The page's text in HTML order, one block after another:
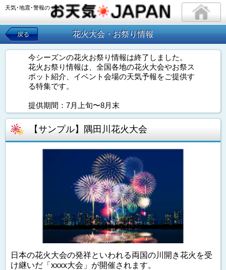
天気･地震･警報の
戻る 花火大会・お祭り情報
今シーズンの花火お祭り情報は終了しました。
花火お祭り情報は、全国各地の花火大会やお祭ス
ポット紹介、イベント会場の天気予報をご提供す
る特集です。
提供期間：7月上旬〜8月末
【サンプル】隅田川花火大会
日本の花火大会の発祥といわれる両国の川開き花火を受
け継いだ「xxxx大会」が開催されます。